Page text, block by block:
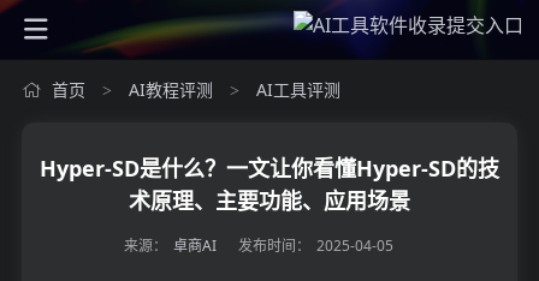
首页 > AI教程评测 > AI工具评测
Hyper-SD是什么？一文让你看懂Hyper-SD的技
术原理、主要功能、应用场景
来源： 卓商AI 发布时间： 2025-04-05